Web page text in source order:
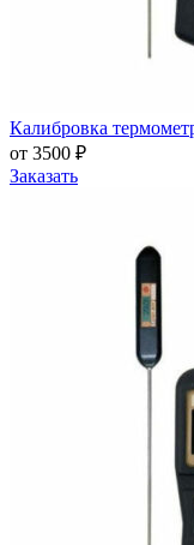
Калибровка
от 3500 ₽
Заказать